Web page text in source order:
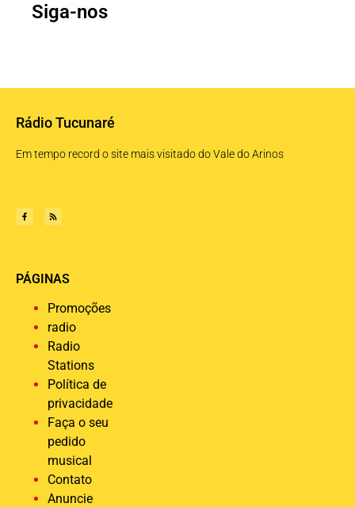
Siga-nos
Rádio Tucunaré
Em tempo record o site mais visitado do Vale do Arinos
PÁGINAS
Promoções
radio
Radio
Stations
Política de
privacidade
Faça o seu
pedido
musical
Contato
Anuncie